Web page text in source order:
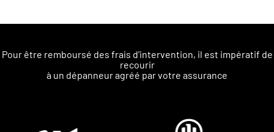
Pour être remboursé des frais d'intervention, il est impératif de
recourir
à un dépanneur agréé par votre assurance